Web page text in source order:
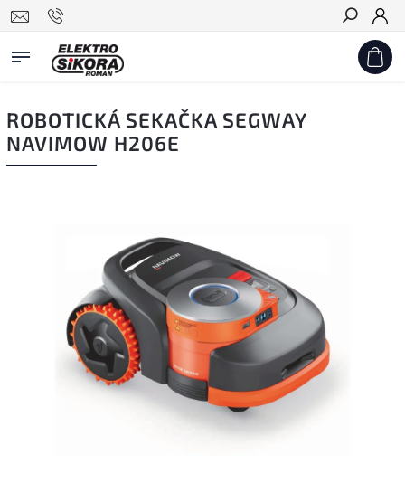
Hledat
ROBOTICKÁ SEKAČKA SEGWAY
NAVIMOW H206E